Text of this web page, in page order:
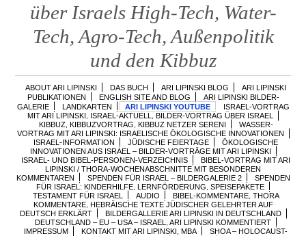
über Israels High-Tech, Water-
Tech, Agro-Tech, Außenpolitik
und den Kibbuz
ABOUT ARI LIPINSKI DAS BUCH ARI LIPINSKI BLOG
ARI LIPINSKI
PUBLIKATIONEN
ENGLISH SITE AND BLOG
ARI LIPINSKI BILDER-
GALERIE
LANDKARTEN ARI LIPINSKI YOUTUBE
ISRAEL-VORTRAG
MIT ARI LIPINSKI, ISRAEL-AKTUELL, BILDER-VORTRAG ÜBER ISRAEL
KIBBUZ, KIBBUZVORTRAG, KIBBUZ NETZER SERENI
WASSER-
VORTRAG MIT ARI LIPINSKI: ISRAELISCHE ÖKOLOGISCHE INNOVATIONEN
ISRAEL-INFORMATION
JÜDISCHE FEIERTAGE
ÖKOLOGISCHE
INNOVATIONEN AUS ISRAEL – BILDER-VORTRÄGE MIT ARI LIPINSKI
ISRAEL- UND BIBEL-PERSONEN-VERZEICHNIS
BIBEL-VORTRAG MIT ARI
LIPINSKI / THORA-WOCHENABSCHNITTE MIT BESONDEREN
KOMMENTAREN
SPENDEN FÜR ISRAEL – BILDERGALERIE 2
SPENDEN
FÜR ISRAEL: KINDERHILFE, LERNFÖRDERUNG, SPEISEPAKETE
TESTAMENT FÜR ISRAEL
AUDIO
BIBEL-KOMMENTARE, THORA
KOMMENTARE, HEBRÄISCHE TEXTE JÜDISCHER GELEHRTER AUF
DEUTSCH ERKLÄRT
BILDERGALLERIE ARI LIPINSKI IN DEUTSCHLAND
DEUTSCHLAND – EU – USA – ISRAEL, ARI LIPINSKI KOMMENTIERT
IMPRESSUM
KONTAKT MIT ARI LIPINSKI, MBA
SHOA – HOLOCAUST-